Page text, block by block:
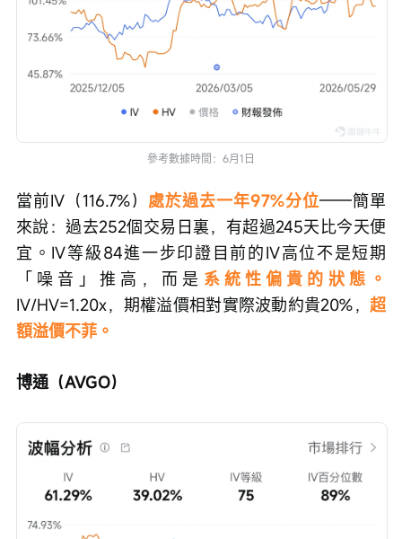
參考數據時間：6月1日
當前IV（116.7%） 處於過去一年97%分位——簡單
來說：過去252個交易日裏，有超過245天比今天便
宜。IV等級84進一步印證目前的IV高位不是短期
「噪音」推高，而是 系統性偏貴的狀態。
IV/HV=1.20x，期權溢價相對實際波動約貴20%， 超
額溢價不菲。
博通（AVGO）